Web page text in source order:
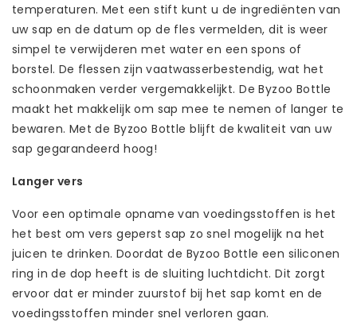
temperaturen. Met een stift kunt u de ingrediënten van
uw sap en de datum op de fles vermelden, dit is weer
simpel te verwijderen met water en een spons of
borstel. De flessen zijn vaatwasserbestendig, wat het
schoonmaken verder vergemakkelijkt. De Byzoo Bottle
maakt het makkelijk om sap mee te nemen of langer te
bewaren. Met de Byzoo Bottle blijft de kwaliteit van uw
sap gegarandeerd hoog!
Langer vers
Voor een optimale opname van voedingsstoffen is het
het best om vers geperst sap zo snel mogelijk na het
juicen te drinken. Doordat de Byzoo Bottle een siliconen
ring in de dop heeft is de sluiting luchtdicht. Dit zorgt
ervoor dat er minder zuurstof bij het sap komt en de
voedingsstoffen minder snel verloren gaan.